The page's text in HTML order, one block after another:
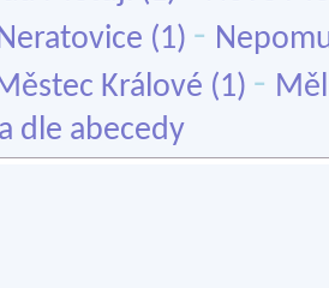
(1) -
Králové (1) -
dle abecedy